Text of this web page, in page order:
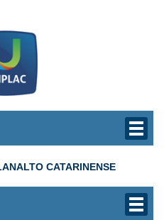
CATARINENSE